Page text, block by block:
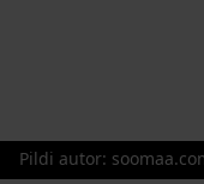
Pildi autor: